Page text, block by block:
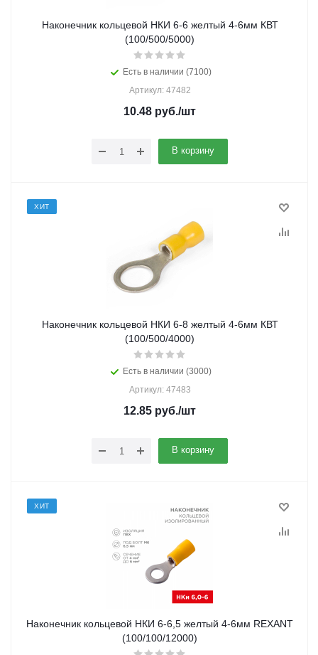
Наконечник кольцевой НКИ 6-6 желтый 4-6мм КВТ
(100/500/5000)
Есть в наличии (7100)
Артикул: 47482
10.48 руб./шт
В корзину
ХИТ
Наконечник кольцевой НКИ 6-8 желтый 4-6мм КВТ
(100/500/4000)
Есть в наличии (3000)
Артикул: 47483
12.85 руб./шт
В корзину
ХИТ
Наконечник кольцевой НКИ 6-6,5 желтый 4-6мм REXANT
(100/100/12000)